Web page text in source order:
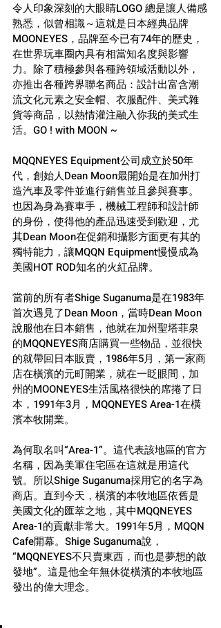
令人印象深刻的大眼睛LOGO 總是讓人備感
熟悉，似曾相識～這就是日本經典品牌
MOONEYES，品牌至今已有74年的歷史，
在世界玩車圈內具有相當知名度與影響
力。除了積極參與各種跨領域活動以外，
亦推出各種跨界聯名商品：設計出富含潮
流文化元素之安全帽、衣服配件、美式雜
貨等商品，以熱情灌注融入你我的美式生
活。GO ! with MOON ~
MQQNEYES Equipment公司成立於50年
代，創始人Dean Moon最開始是在加州打
造汽車及零件並進行銷售並且參與賽事。
也因為身為賽車手，機械工程師和設計師
的身份，使得他的產品迅速受到歡迎，尤
其Dean Moon在促銷和攝影方面更有其的
獨特能力，讓MQQN Equipment慢慢成為
美國HOT ROD知名的火紅品牌。
當前的所有者Shige Suganuma是在1983年
首次遇見了Dean Moon，當時Dean Moon
說服他在日本銷售，他就在加州聖塔菲泉
的MQQNEYES商店購買一些物品，並很快
的就帶回日本販賣，1986年5月，第一家商
店在橫濱的元町開業，就在一眨眼間，加
州的MOONEYES生活風格很快的席捲了日
本，1991年3月，MQQNEYES Area-1在橫
濱本牧開業。
為何取名叫“Area-1”。這代表該地區的官方
名稱，因為美軍住宅區在這就是用這代
號。所以Shige Suganuma採用它的名字為
商店。直到今天，橫濱的本牧地區依舊是
美國文化的匯萃之地，其中MQQNEYES
Area-1的貢獻非常大。1991年5月，MQQN
Cafe開幕。Shige Suganuma說，
“MQQNEYES不只賣東西，而也是夢想的啟
發地”。這是他全年無休從橫濱的本牧地區
發出的偉大理念。